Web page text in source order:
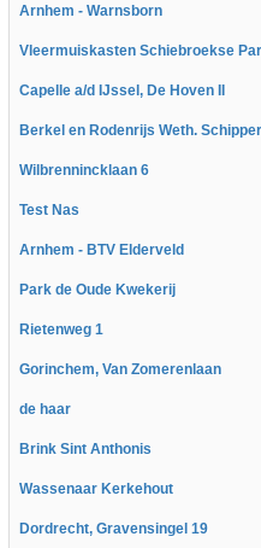
Arnhem - Warnsborn
Vleermuiskasten Schiebroekse
Capelle a/d IJssel, De Hoven II
Berkel en Rodenrijs Weth.
Wilbrennincklaan 6
Test Nas
Arnhem - BTV Elderveld
Park de Oude Kwekerij
Rietenweg 1
Gorinchem, Van Zomerenlaan
de haar
Brink Sint Anthonis
Wassenaar Kerkehout
Dordrecht, Gravensingel 19